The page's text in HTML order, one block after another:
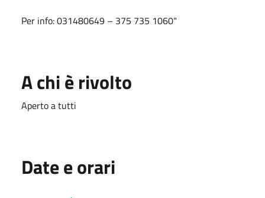
Per info: 031480649 – 375 735 1060"
A chi è rivolto
Aperto a tutti
Date e orari